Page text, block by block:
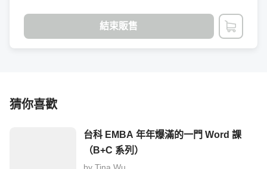
資經驗，提供深入淺出、實用的投資知識，推出第一堂線上
結束販售
猜你喜歡
台科 EMBA 年年爆滿的一門 Word 課
（B+C 系列）